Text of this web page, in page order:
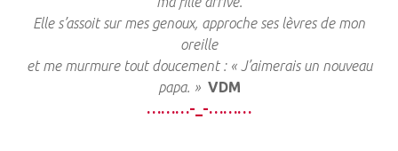
Elle s’assoit sur mes genoux, approche ses lèvres de mon
oreille
et me murmure tout doucement : « J’aimerais un nouveau
papa. » VDM
………-_-………